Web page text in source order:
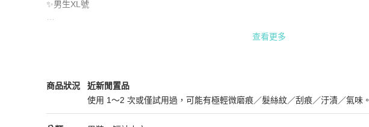
✨男生XL號
查看更多
商品狀況
LANVIN男裝商品狀態與細節
近新閒置品
使用 1～2 次或僅試用過，可能有極輕微磨痕／髮絲紋／刮痕／汙漬／氣味。
近新閒置品